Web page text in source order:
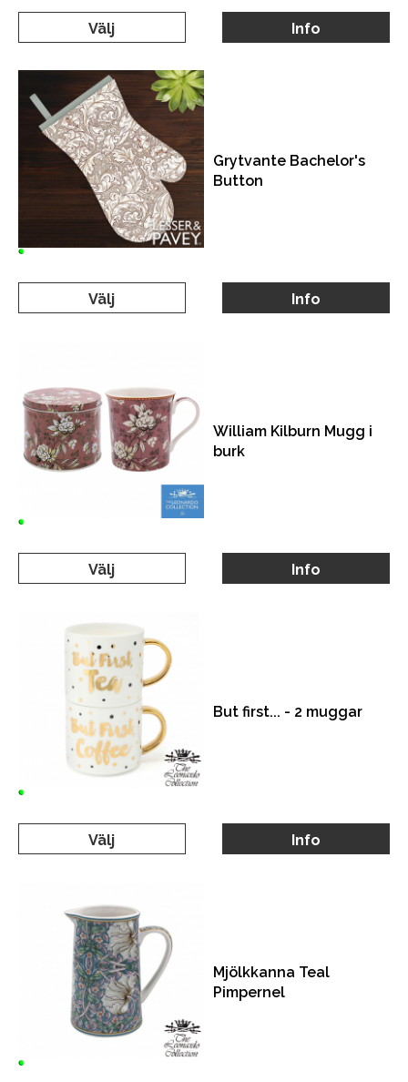
Välj Info
Grytvante Bachelor's
Button
Välj Info
William Kilburn Mugg i
burk
Välj Info
But first... - 2 muggar
Välj Info
Mjölkkanna Teal
Pimpernel